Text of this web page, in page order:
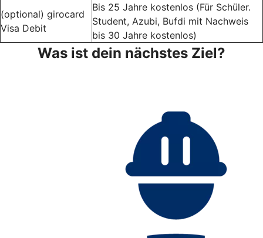
(optional) girocard
Visa Debit
Bis 25 Jahre kostenlos (Für Schüler.
Student, Azubi, Bufdi mit Nachweis
bis 30 Jahre kostenlos)
Was ist dein nächstes Ziel?